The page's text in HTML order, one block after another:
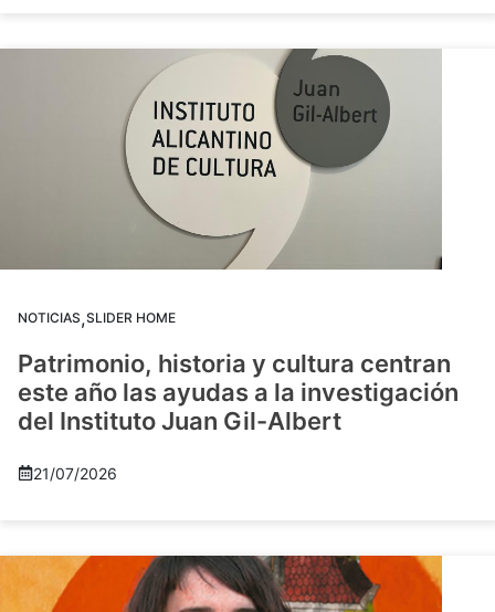
NOTICIAS,SLIDER HOME
Patrimonio, historia y cultura centran
este año las ayudas a la investigación
del Instituto Juan Gil-Albert
21/07/2026